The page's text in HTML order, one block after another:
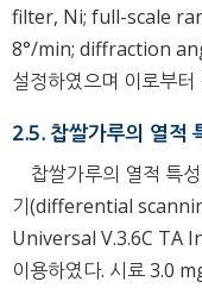
filter, Ni; full-scale
8°/min; diffraction
설정하였으며 이로부
2.5. 찹쌀가루의 열적
찹쌀가루의 열적 특
기(differential
Universal V.3.6C TA
이용하였다. 시료 3.0